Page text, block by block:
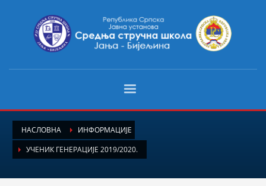
НАСЛОВНА
ИНФОРМАЦИЈЕ
УЧЕНИК ГЕНЕРАЦИЈЕ 2019/2020.